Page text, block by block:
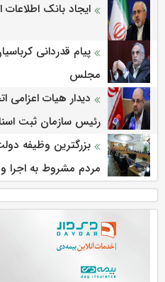
ایجاد بانک اطلاعات
پیام قدردانی
مجلس
دیدار هیات اعزامی
رئیس سازمان ثبت
بزرگترین وظیفه
مردم مشروط به